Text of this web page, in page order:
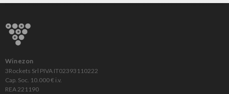
Winezon
3Rockets Srl PIVA IT02393110222
Cap. Soc. 10.000 € i.v.
REA 221190